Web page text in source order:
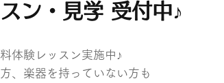
ン・見学 受付中♪
体験レッスン実施中♪
、楽器を持っていない方も